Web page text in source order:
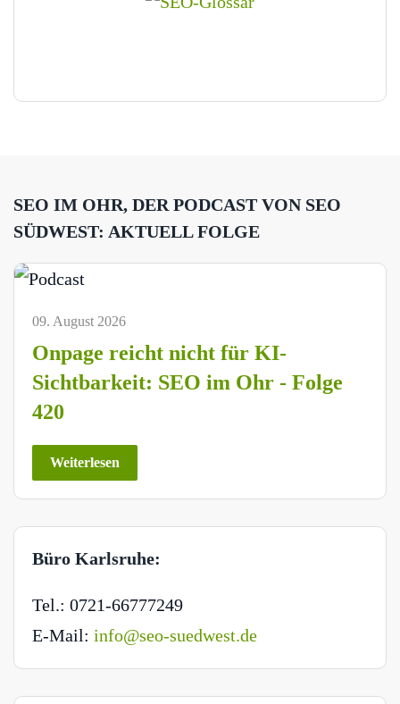
SEO IM OHR, DER PODCAST VON SEO
SÜDWEST: AKTUELL FOLGE
09. August 2026
Onpage reicht nicht für KI-
Sichtbarkeit: SEO im Ohr - Folge
420
Weiterlesen
Büro Karlsruhe:
Tel.: 0721-66777249
E-Mail: info@seo-suedwest.de